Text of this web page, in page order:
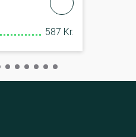
587 Kr.